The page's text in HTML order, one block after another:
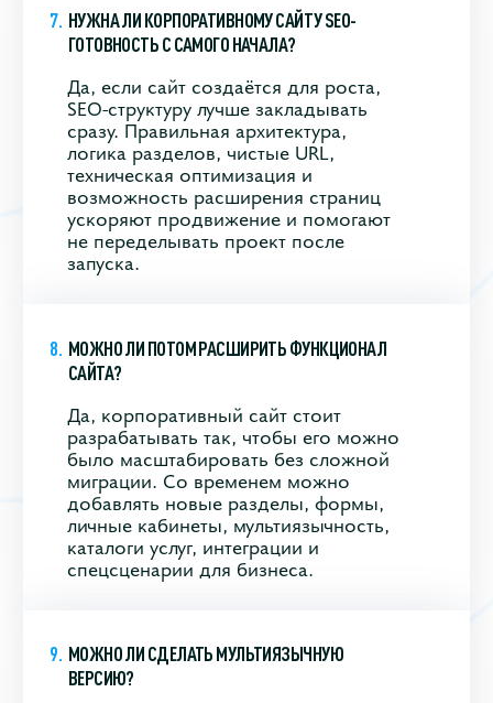
НУЖНА ЛИ КОРПОРАТИВНОМУ САЙТУ SEO-
ГОТОВНОСТЬ С САМОГО НАЧАЛА?
Да, если сайт создаётся для роста,
SEO-структуру лучше закладывать
сразу. Правильная архитектура,
логика разделов, чистые URL,
техническая оптимизация и
возможность расширения страниц
ускоряют продвижение и помогают
не переделывать проект после
запуска.
МОЖНО ЛИ ПОТОМ РАСШИРИТЬ ФУНКЦИОНАЛ
САЙТА?
Да, корпоративный сайт стоит
разрабатывать так, чтобы его можно
было масштабировать без сложной
миграции. Со временем можно
добавлять новые разделы, формы,
личные кабинеты, мультиязычность,
каталоги услуг, интеграции и
спецсценарии для бизнеса.
МОЖНО ЛИ СДЕЛАТЬ МУЛЬТИЯЗЫЧНУЮ
ВЕРСИЮ?